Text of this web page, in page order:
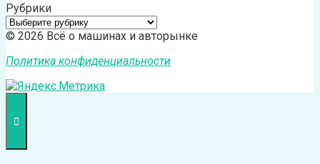
Рубрики
Рубрики
© 2026 Всё о машинах и авторынке
Политика конфиденциальности